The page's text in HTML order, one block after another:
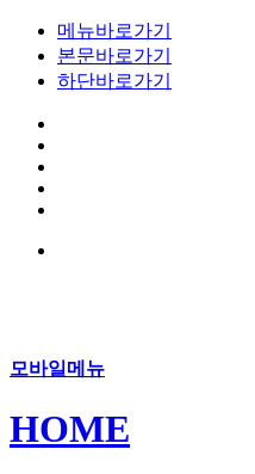
메뉴바로가기
본문바로가기
하단바로가기
모바일메뉴
HOME